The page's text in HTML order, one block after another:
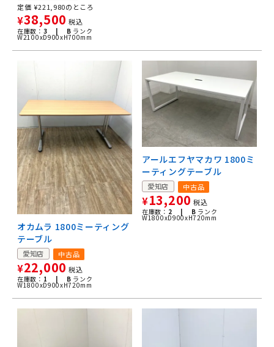
定価 ¥221,980のところ
¥38,500 税込
在庫数： 3 | B ランク
W2100xD900xH700mm
オカムラ 1800ミーティング
テーブル
愛知店 中古品
¥22,000 税込
在庫数： 1 | B ランク
W1800xD900xH720mm
アールエフヤマカワ 1800ミ
ーティングテーブル
愛知店 中古品
¥13,200 税込
在庫数： 2 | B ランク
W1800xD900xH720mm